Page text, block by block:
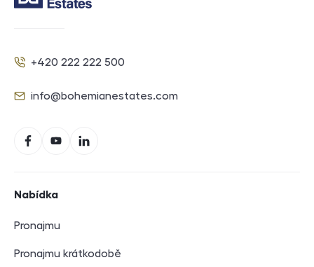
Telefon
+420 222 222 500
E-mail
info@bohemianestates.com
FacebookYouTubeLinkedIn
Nabídka
Pronajmu
Pronajmu krátkodobě